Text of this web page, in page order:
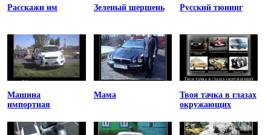
Расскажи им Зеленый шершень Русский тюнинг
Машина
импортная
Мама
Твоя тачка в глазах
окружающих